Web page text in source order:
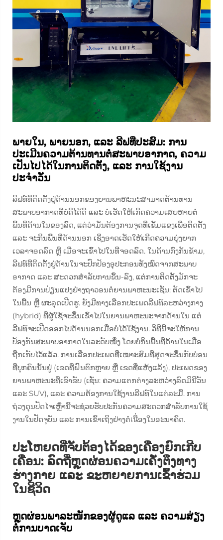
ພາຍໃນ, ພາຍນອກ, ແລະ ລີຟທີ່ປະສົມ: ການ
ປະເມີນຄວາມຕ້ານທານຕໍ່ສະພາບອາກາດ, ຄວາມ
ເປັນໄປໄດ້ໃນການຕິດຕັ້ງ, ແລະ ການໃຊ້ງານ
ປະຈຳວັນ
ລີຟທ໌ທີ່ຕິດຕັ້ງຢູ່ດ້ານນອກຂອງຍານພາຫະນະສາມາດຕ້ານທານ
ສະພາບອາກາດທີ່ບໍ່ດີໄດ້ດີ ແລະ ບໍ່ເຮັດໃຫ້ເກີດຄວາມເສຍຫາຍຕໍ່
ພື້ນທີ່ດ້ານໃນຂອງລົດ, ແຕ່ວ່າມັນຕ້ອງການຈຸດທີ່ເຂັ້ມແຂງເພື່ອຕິດຕັ້ງ
ແລະ ຈະກິນພື້ນທີ່ດ້ານນອກ ເຊິ່ງອາດເຮັດໃຫ້ເກີດຄວາມຍຸ່ງຍາກ
ເວລາຈອດລົດ ຫຼື ເມື່ອຈະເຂົ້າໄປໃນທີ່ຈອດລົດ. ໃນດ້ານກົງກັນຂ້າມ,
ລີຟທ໌ທີ່ຕິດຕັ້ງຢູ່ດ້ານໃນຈະປົກປ້ອງອຸປະກອນທັງໝົດຈາກສະພາບ
ອາກາດ ແລະ ສະດວກສຳລັບການຂຶ້ນ-ລົງ, ແຕ່ການຕິດຕັ້ງມັກຈະ
ຕ້ອງມີການປ່ຽນແປງຢ່າງຖາວອນຕໍ່ຍານພາຫະນະເຊັ່ນ: ຕັດເຂົ້າໄປ
ໃນພື້ນ ຫຼື ຜະລຸດເປີດຮູ. ຍັງມີທາງເລືອກປະເພດລີຟທ໌ລະຫວ່າງກາງ
(hybrid) ທີ່ຜູ້ໃຊ້ຈະຂຶ້ນເຂົ້າໄປໃນຍານພາຫະນະຈາກດ້ານໃນ ແຕ່
ລີຟທ໌ຈະເປີດອອກໄປດ້ານນອກເມື່ອບໍ່ໄດ້ໃຊ້ງານ. ວິທີນີ້ຈະໃຫ້ການ
ປ້ອງກັນສະພາບອາກາດໃນລະດັບໜຶ່ງ ໂດຍບໍ່ກິນພື້ນທີ່ດ້ານໃນເມື່ອ
ຖືກເກັບໄວ້ແລ້ວ. ການເລືອກປະເພດທີ່ເໝາະສົມທີ່ສຸດຈະຂຶ້ນກັບບ່ອນ
ທີ່ບຸກຄົນນັ້ນຢູ່ (ເຂດທີ່ຝົນຕົກຫຼາຍ ຫຼື ເຂດທີ່ແຫ້ງແລ້ງ), ປະເພດຂອງ
ຍານພາຫະນະທີ່ເຂົາຂັບ (ເຊັ່ນ: ຄວາມແຕກຕ່າງລະຫວ່າງລົດມິນີວັນ
ແລະ SUV), ແລະ ຄວາມຕ້ອງການໃຊ້ງານລີຟທ໌ໃນແຕ່ລະມື້. ການ
ຖ່ວງດຸນປັດໄຈເຫຼົ່ານີ້ຈະຊ່ວຍຮັບປະກັນຄວາມສະດວກສຳລັບການໃຊ້
ງານໃນປັດຈຸບັນ ແລະ ການເຂົ້າເຖິງຢ່າງຕໍ່เนື່ອງໃນອະນາຄົດ.
ປະໂຫຍດທີ່ຈັບຕ້ອງໄດ້ຂອງເຄື່ອງຍົກເກີບ
ເຄື່ອນ: ລົດຖີ່ຫຼຸດຜ່ອນຄວາມເຄັ່ງຕຶງທາງ
ຮ່າງກາຍ ແລະ ຂະຫຍາຍການເຂົ້າຮ່ວມ
ໃນຊີວິດ
ຫຼຸດຜ່ອນພາລະໜັກຂອງຜູ້ດູແລ ແລະ ຄວາມສ່ຽງ
ຕໍ່ການບາດເຈັບ